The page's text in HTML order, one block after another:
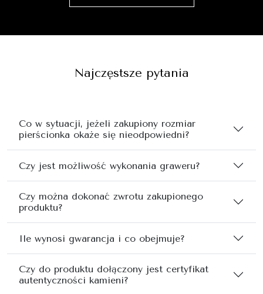
Najczęstsze pytania
Co w sytuacji, jeżeli zakupiony rozmiar
pierścionka okaże się nieodpowiedni?
Czy jest możliwość wykonania graweru?
Czy można dokonać zwrotu zakupionego
produktu?
Ile wynosi gwarancja i co obejmuje?
Czy do produktu dołączony jest certyfikat
autentyczności kamieni?